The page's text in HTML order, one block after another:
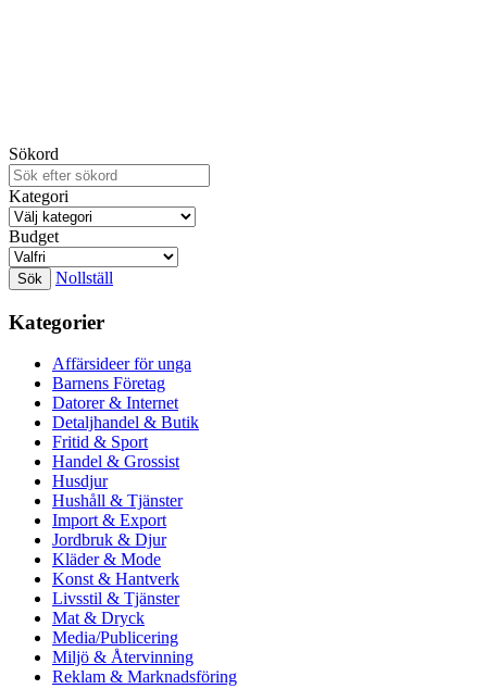
Sökord
Kategori
Budget
Nollställ
Kategorier
Affärsideer för unga
Barnens Företag
Datorer & Internet
Detaljhandel & Butik
Fritid & Sport
Handel & Grossist
Husdjur
Hushåll & Tjänster
Import & Export
Jordbruk & Djur
Kläder & Mode
Konst & Hantverk
Livsstil & Tjänster
Mat & Dryck
Media/Publicering
Miljö & Återvinning
Reklam & Marknadsföring